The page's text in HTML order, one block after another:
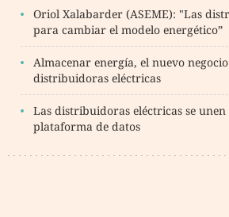
Oriol Xalabarder (ASEME): "Las
para cambiar el modelo energético”
Almacenar energía, el nuevo
distribuidoras eléctricas
Las distribuidoras eléctricas se
plataforma de datos